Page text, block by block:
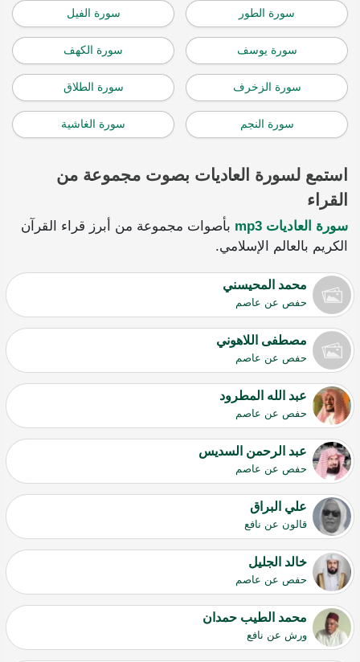
سورة الطور سورة الفيل
سورة يوسف سورة الكهف
سورة الزخرف سورة الطلاق
سورة النجم سورة الغاشية
استمع لسورة العاديات بصوت مجموعة من
القراء
سورة العاديات mp3
بأصوات مجموعة من أبرز قراء القرآن
الكريم بالعالم الإسلامي.
محمد المحيسني
حفص عن عاصم
مصطفى اللاهوني
حفص عن عاصم
عبد الله المطرود
حفص عن عاصم
عبد الرحمن السديس
حفص عن عاصم
علي البراق
قالون عن نافع
خالد الجليل
حفص عن عاصم
محمد الطيب حمدان
ورش عن نافع